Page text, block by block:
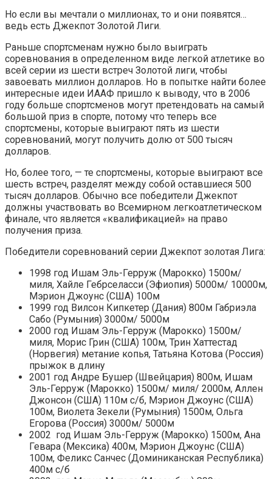
Но если вы мечтали о миллионах, то и они появятся…
ведь есть Джекпот Золотой Лиги.
Раньше спортсменам нужно было выиграть
соревнования в определенном виде легкой атлетике во
всей серии из шести встреч Золотой лиги, чтобы
завоевать миллион долларов. Но в попытке найти более
интересные идеи ИААФ пришло к выводу, что в 2006
году больше спортсменов могут претендовать на самый
большой приз в спорте, потому что теперь все
спортсмены, которые выиграют пять из шести
соревнований, могут получить долю от 500 тысяч
долларов.
Но, более того, — те спортсмены, которые выиграют все
шесть встреч, разделят между собой оставшиеся 500
тысяч долларов. Обычно все победители Джекпот
должны участвовать во Всемирном легкоатлетическом
финале, что является «квалификацией» на право
получения приза.
Победители соревнований серии Джекпот золотая Лига:
1998 год Ишам Эль-Герруж (Марокко) 1500м/
миля, Хайле Гебрселасси (Эфиопия) 5000м/ 10000м,
Мэрион Джоунс (США) 100м
1999 год Вилсон Кипкетер (Дания) 800м Габриэла
Сабо (Румыния) 3000м/ 5000м
2000 год Ишам Эль-Герруж (Марокко) 1500м/
миля, Морис Грин (США) 100м, Трин Хаттестад
(Норвегия) метание копья, Татьяна Котова (Россия)
прыжок в длину
2001 год Андре Бушер (Швейцария) 800м, Ишам
Эль-Герруж (Марокко) 1500м/ миля/ 2000м, Аллен
Джонсон (США) 110м с/б, Мэрион Джоунс (США)
100м, Виолета Зекели (Румыния) 1500м, Ольга
Егорова (Россия) 3000м/ 5000м
2002 год Ишам Эль-Герруж (Марокко) 1500м, Ана
Гевара (Мексика) 400м, Мэрион Джоунс (США)
100м, Феликс Санчес (Доминиканская Республика)
400м с/б